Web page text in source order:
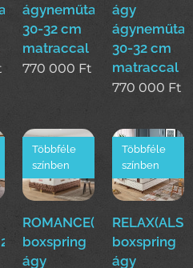
ágyneműtartóval
30-32 cm
matraccal
770 000 Ft
ágy
30-32 cm
matraccal
770 000 Ft
boxspring
ágy
Többféle
színben
boxspring
ágy
Többféle
színben